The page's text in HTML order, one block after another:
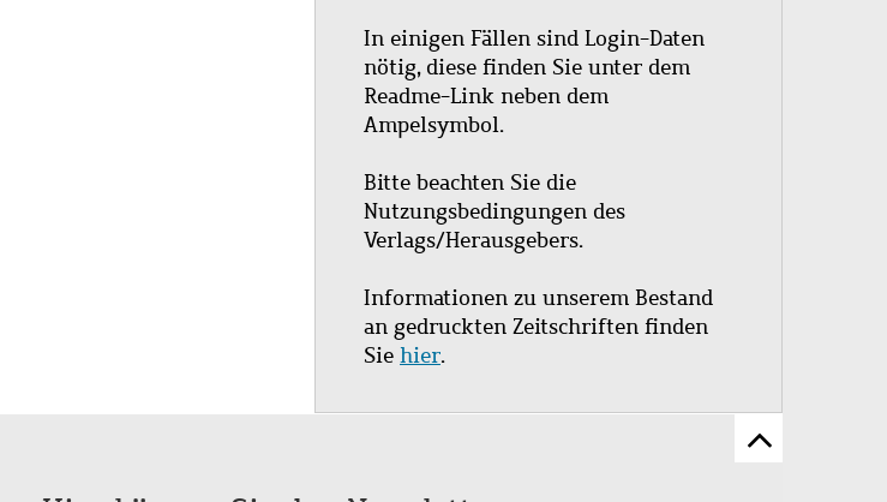
In einigen Fällen sind Login-Daten
nötig, diese finden Sie unter dem
Readme-Link neben dem
Ampelsymbol.
Bitte beachten Sie die
Nutzungsbedingungen des
Verlags/Herausgebers.
Informationen zu unserem Bestand
an gedruckten Zeitschriften finden
Sie hier.
Zum